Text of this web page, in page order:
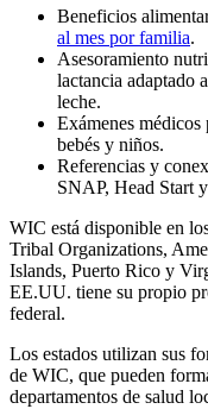
Beneficios
al mes por familia.
Asesoramiento
lactancia adaptado
leche.
Exámenes médicos
bebés y niños.
Referencias y
SNAP, Head Start
WIC está disponible en
Tribal Organizations,
Islands, Puerto Rico y
EE.UU. tiene su propio
federal.
Los estados utilizan sus
de WIC, que pueden
departamentos de salud